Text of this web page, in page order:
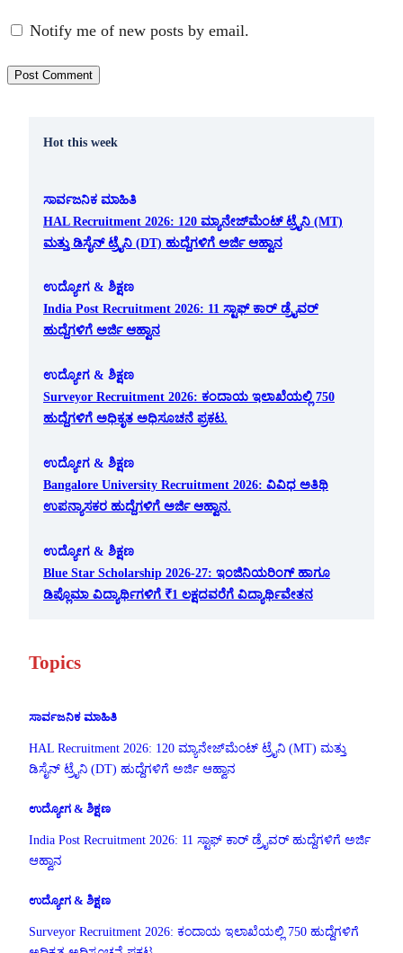
Notify me of new posts by email.
Hot this week
ಸಾರ್ವಜನಿಕ ಮಾಹಿತಿ
HAL Recruitment 2026: 120 ಮ್ಯಾನೇಜ್‌ಮೆಂಟ್ ಟ್ರೈನಿ (MT)
ಮತ್ತು ಡಿಸೈನ್ ಟ್ರೈನಿ (DT) ಹುದ್ದೆಗಳಿಗೆ ಅರ್ಜಿ ಆಹ್ವಾನ
ಉದ್ಯೋಗ & ಶಿಕ್ಷಣ
India Post Recruitment 2026: 11 ಸ್ಟಾಫ್ ಕಾರ್ ಡ್ರೈವರ್
ಹುದ್ದೆಗಳಿಗೆ ಅರ್ಜಿ ಆಹ್ವಾನ
ಉದ್ಯೋಗ & ಶಿಕ್ಷಣ
Surveyor Recruitment 2026: ಕಂದಾಯ ಇಲಾಖೆಯಲ್ಲಿ 750
ಹುದ್ದೆಗಳಿಗೆ ಅಧಿಕೃತ ಅಧಿಸೂಚನೆ ಪ್ರಕಟ.
ಉದ್ಯೋಗ & ಶಿಕ್ಷಣ
Bangalore University Recruitment 2026: ವಿವಿಧ ಅತಿಥಿ
ಉಪನ್ಯಾಸಕರ ಹುದ್ದೆಗಳಿಗೆ ಅರ್ಜಿ ಆಹ್ವಾನ.
ಉದ್ಯೋಗ & ಶಿಕ್ಷಣ
Blue Star Scholarship 2026-27: ಇಂಜಿನಿಯರಿಂಗ್ ಹಾಗೂ
ಡಿಪ್ಲೊಮಾ ವಿದ್ಯಾರ್ಥಿಗಳಿಗೆ ₹1 ಲಕ್ಷದವರೆಗೆ ವಿದ್ಯಾರ್ಥಿವೇತನ
Topics
ಸಾರ್ವಜನಿಕ ಮಾಹಿತಿ
HAL Recruitment 2026: 120 ಮ್ಯಾನೇಜ್‌ಮೆಂಟ್ ಟ್ರೈನಿ (MT) ಮತ್ತು
ಡಿಸೈನ್ ಟ್ರೈನಿ (DT) ಹುದ್ದೆಗಳಿಗೆ ಅರ್ಜಿ ಆಹ್ವಾನ
ಉದ್ಯೋಗ & ಶಿಕ್ಷಣ
India Post Recruitment 2026: 11 ಸ್ಟಾಫ್ ಕಾರ್ ಡ್ರೈವರ್ ಹುದ್ದೆಗಳಿಗೆ ಅರ್ಜಿ
ಆಹ್ವಾನ
ಉದ್ಯೋಗ & ಶಿಕ್ಷಣ
Surveyor Recruitment 2026: ಕಂದಾಯ ಇಲಾಖೆಯಲ್ಲಿ 750 ಹುದ್ದೆಗಳಿಗೆ